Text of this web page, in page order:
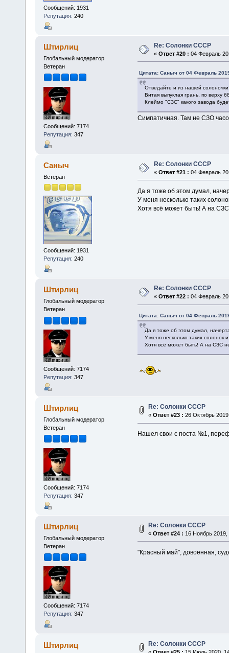
Сообщений: 1931
Репутация: 240
Штирлиц
Глобальный модератор
Ветеран
Сообщений: 7174
Репутация: 347
Re: Солонки СССР
« Ответ #20 : 04 Февраль
Цитата: Саныч от 04 Февраль
Отведайте и из нашей
Витая выпуклая грань, по верху
Клеймо "СЗС" какого завода
Симпатичная. Там не СЗО
Саныч
Ветеран
Сообщений: 1931
Репутация: 240
Re: Солонки СССР
« Ответ #21 : 04 Февраль
Да я тоже об этом думал,
У меня несколько таких
Хотя всё может быть! А на
Штирлиц
Глобальный модератор
Ветеран
Сообщений: 7174
Репутация: 347
Re: Солонки СССР
« Ответ #22 : 04 Февраль
Цитата: Саныч от 04 Февраль
Да я тоже об этом думал,
У меня несколько таких солонок
Хотя всё может быть! А на СЗС
Штирлиц
Глобальный модератор
Ветеран
Сообщений: 7174
Репутация: 347
Re: Солонки СССР
« Ответ #23 : 26 Октябрь
Нашел свои с поста №1,
Штирлиц
Глобальный модератор
Ветеран
Сообщений: 7174
Репутация: 347
Re: Солонки СССР
« Ответ #24 : 16 Ноябрь 2019,
"Красный май", довоенная,
Штирлиц Re: Солонки СССР